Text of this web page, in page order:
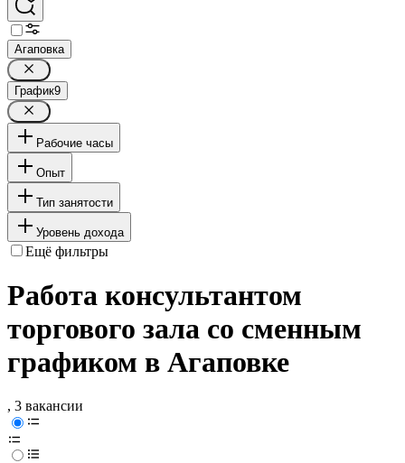
Агаповка
График9
Рабочие часы
Опыт
Тип занятости
Уровень дохода
Ещё фильтры
Работа консультантом
торгового зала со сменным
графиком в Агаповке
, 3 вакансии